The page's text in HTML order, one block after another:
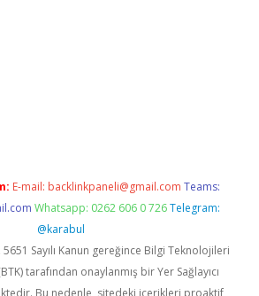
E-mail: backlinkpaneli@gmail.com Teams:
Whatsapp: 0262 606 0 726 Telegram:
@karabul
5651 Sayılı Kanun gereğince Bilgi Teknolojileri
tarafından onaylanmış bir Yer Sağlayıcı
Bu nedenle, sitedeki içerikleri proaktif